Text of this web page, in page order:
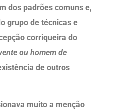
dos padrões comuns e,
grupo de técnicas e
corriqueira do
ou homem de
de outros
muito a menção